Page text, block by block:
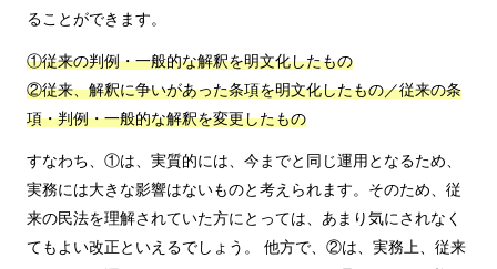
ることができます。
①従来の判例・一般的な解釈を明文化したもの
②従来、解釈に争いがあった条項を明文化したもの／従来の条
項・判例・一般的な解釈を変更したもの
すなわち、①は、実質的には、今までと同じ運用となるため、
実務には大きな影響はないものと考えられます。そのため、従
来の民法を理解されていた方にとっては、あまり気にされなく
てもよい改正といえるでしょう。 他方で、②は、実務上、従来